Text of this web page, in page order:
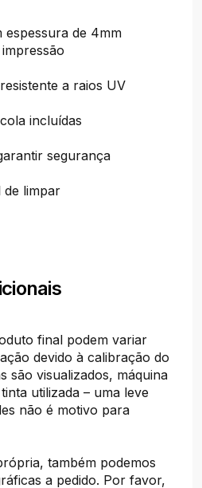
espessura de 4mm
a raios UV
incluídas
segurança
de limpar
final podem variar
devido à calibração do
são visualizados, máquina
utilizada – uma leve
não é motivo para
também podemos
a pedido. Por favor,